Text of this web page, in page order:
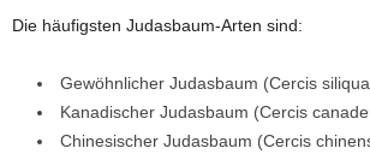
Die häufigsten Judasbaum-Arten sind:
Gewöhnlicher Judasbaum (Cercis
Kanadischer Judasbaum (Cercis
Chinesischer Judasbaum (Cercis